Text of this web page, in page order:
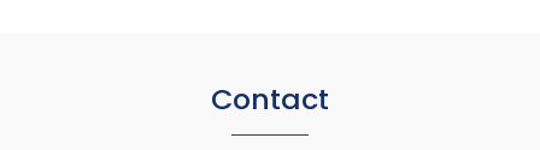
Contact